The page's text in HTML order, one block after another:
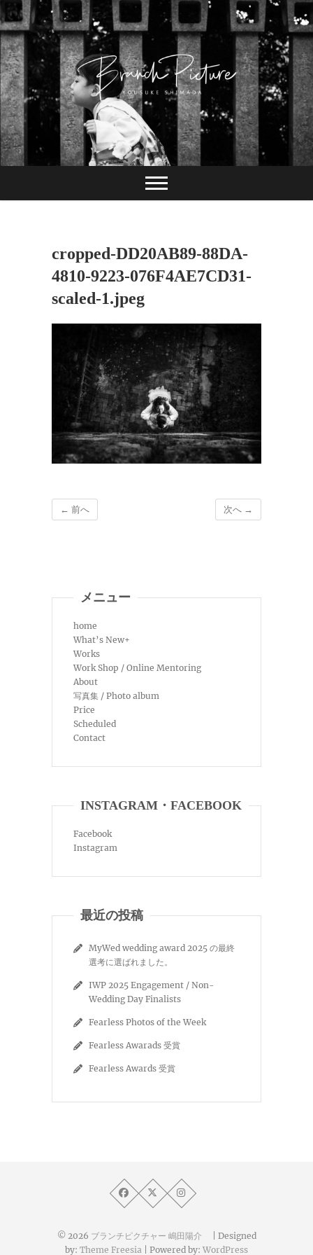
Skip
to
content
ブランチピクチャ
ー 嶋田陽介
長崎 カメラマン
cropped-DD20AB89-88DA-
4810-9223-076F4AE7CD31-
scaled-1.jpeg
← 前へ 次へ →
メニュー
home
What’s New+
Works
Work Shop / Online Mentoring
About
写真集 / Photo album
Price
Scheduled
Contact
INSTAGRAM・FACEBOOK
Facebook
Instagram
最近の投稿
MyWed wedding award 2025 の最終
選考に選ばれました。
IWP 2025 Engagement / Non-
Wedding Day Finalists
Fearless Photos of the Week
Fearless Awarads 受賞
Fearless Awards 受賞
© 2026 ブランチピクチャー 嶋田陽介
| Designed
by: Theme Freesia | Powered by: WordPress